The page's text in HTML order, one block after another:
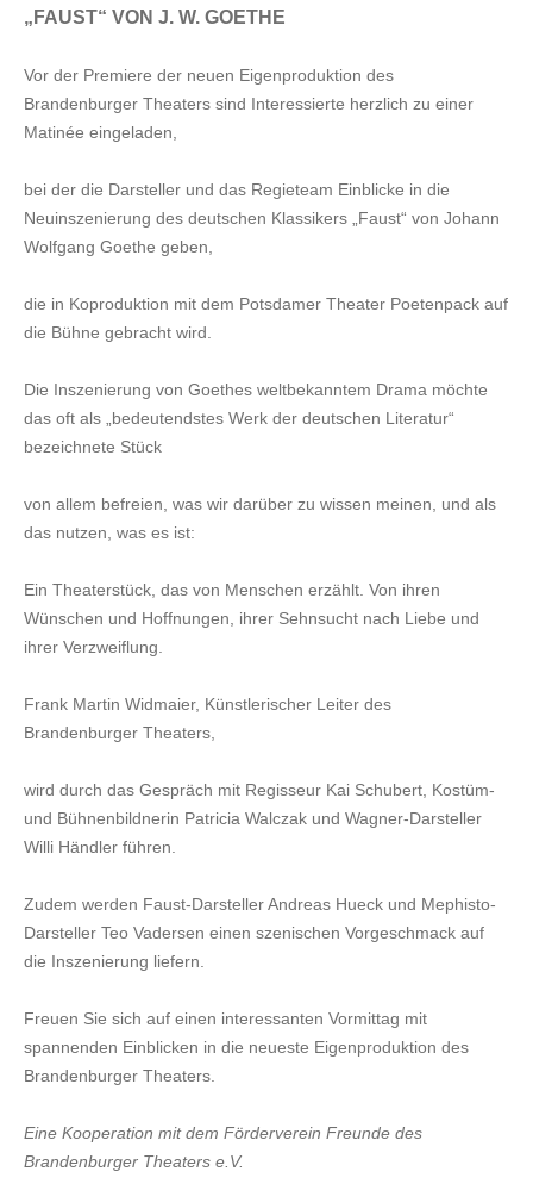
„FAUST“ VON J. W. GOETHE
Vor der Premiere der neuen Eigenproduktion des
Brandenburger Theaters sind Interessierte herzlich zu einer
Matinée eingeladen,
bei der die Darsteller und das Regieteam Einblicke in die
Neuinszenierung des deutschen Klassikers „Faust“ von Johann
Wolfgang Goethe geben,
die in Koproduktion mit dem Potsdamer Theater Poetenpack auf
die Bühne gebracht wird.
Die Inszenierung von Goethes weltbekanntem Drama möchte
das oft als „bedeutendstes Werk der deutschen Literatur“
bezeichnete Stück
von allem befreien, was wir darüber zu wissen meinen, und als
das nutzen, was es ist:
Ein Theaterstück, das von Menschen erzählt. Von ihren
Wünschen und Hoffnungen, ihrer Sehnsucht nach Liebe und
ihrer Verzweiflung.
Frank Martin Widmaier, Künstlerischer Leiter des
Brandenburger Theaters,
wird durch das Gespräch mit Regisseur Kai Schubert, Kostüm-
und Bühnenbildnerin Patricia Walczak und Wagner-Darsteller
Willi Händler führen.
Zudem werden Faust-Darsteller Andreas Hueck und Mephisto-
Darsteller Teo Vadersen einen szenischen Vorgeschmack auf
die Inszenierung liefern.
Freuen Sie sich auf einen interessanten Vormittag mit
spannenden Einblicken in die neueste Eigenproduktion des
Brandenburger Theaters.
Eine Kooperation mit dem Förderverein Freunde des
Brandenburger Theaters e.V.